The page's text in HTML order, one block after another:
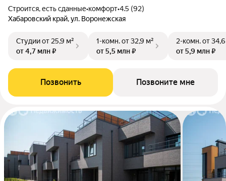
Строится, есть сданные•комфорт•4.5 (92)
Хабаровский край, ул. Воронежская
Студииот 25,9 м²
от 4,7 млн ₽
1-комн.от 32,9 м²
от 5,5 млн ₽
2-комн.от
от 5,9 млн ₽
Позвонить Позвоните мне